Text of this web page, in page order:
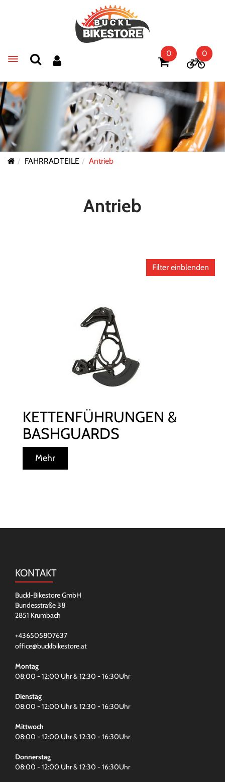
Toggle navigation
0 0
FAHRRADTEILE Antrieb
Antrieb
Filter einblenden
KETTENFÜHRUNGEN &
BASHGUARDS
Mehr
KONTAKT
Buckl-Bikestore GmbH
Bundesstraße 38
2851 Krumbach
+436505807637
office@bucklbikestore.at
Montag
08:00 - 12:00 Uhr & 12:30 - 16:30Uhr
Dienstag
08:00 - 12:00 Uhr & 12:30 - 16:30Uhr
Mittwoch
08:00 - 12:00 Uhr & 12:30 - 16:30Uhr
Donnerstag
08:00 - 12:00 Uhr & 12:30 - 16:30Uhr